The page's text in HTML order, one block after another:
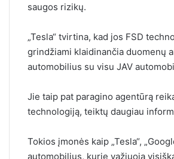
saugos rizikų.
„Tesla“ tvirtina, kad jos FSD
grindžiami klaidinančia duomenų
automobilius su visu JAV
Jie taip pat paragino agentūrą
technologiją, teiktų daugiau
Tokios įmonės kaip „Tesla“,
automobilius, kurie važiuoja